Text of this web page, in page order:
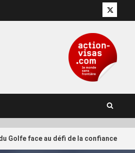
Twitter
Golfe face au défi de la confiance